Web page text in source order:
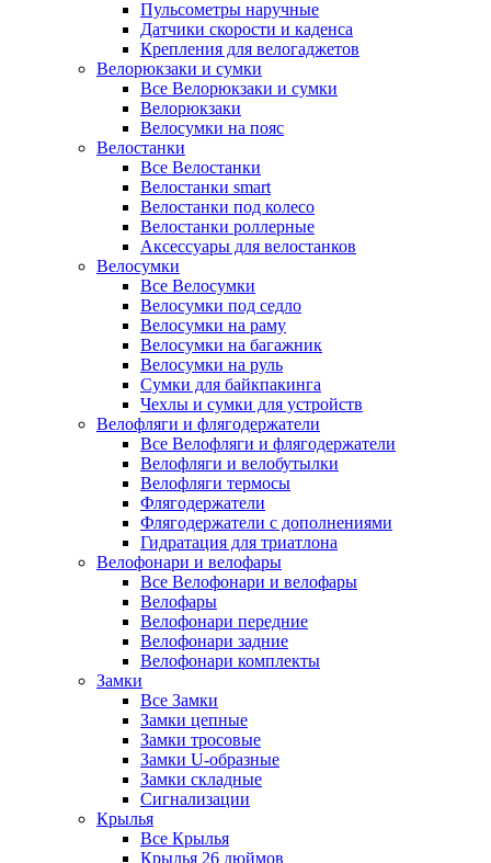
Пульсометры наручные
Датчики скорости и каденса
Крепления для велогаджетов
Велорюкзаки и сумки
Все Велорюкзаки и сумки
Велорюкзаки
Велосумки на пояс
Велостанки
Все Велостанки
Велостанки smart
Велостанки под колесо
Велостанки роллерные
Аксессуары для велостанков
Велосумки
Все Велосумки
Велосумки под седло
Велосумки на раму
Велосумки на багажник
Велосумки на руль
Сумки для байкпакинга
Чехлы и сумки для устройств
Велофляги и флягодержатели
Все Велофляги и флягодержатели
Велофляги и велобутылки
Велофляги термосы
Флягодержатели
Флягодержатели с дополнениями
Гидратация для триатлона
Велофонари и велофары
Все Велофонари и велофары
Велофары
Велофонари передние
Велофонари задние
Велофонари комплекты
Замки
Все Замки
Замки цепные
Замки тросовые
Замки U-образные
Замки складные
Сигнализации
Крылья
Все Крылья
Крылья 26 дюймов